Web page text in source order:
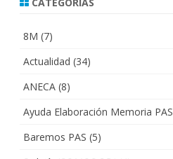
8M (7)
Actualidad (34)
ANECA (8)
Ayuda Elaboración Memoria PAS
Baremos PAS (5)